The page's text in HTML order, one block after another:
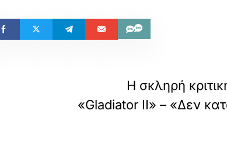
Η σκληρή
«Gladiator II» – «Δεν